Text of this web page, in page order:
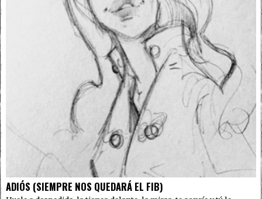
ADIÓS (SIEMPRE NOS QUEDARÁ EL FIB)